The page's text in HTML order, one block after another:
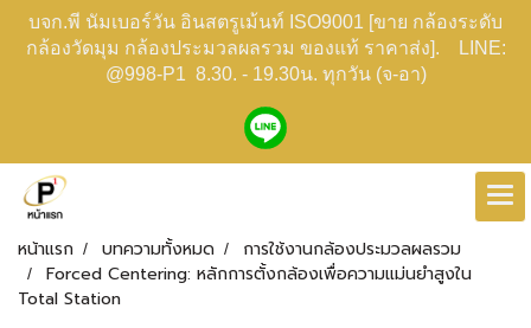
บจก.พี นัมเบอร์วัน อินสตรูเม้นท์ ISO9001 [ขาย กล้องระดับ
กล้องวัดมุม กล้องประมวลผลรวม ของแท้ ราคาส่ง]. LINE:
@998-P1 8.30. - 19.30น. ทุกวัน (จ-อา)
หน้าแรก บทความทั้งหมด
การใช้งานกล้องประมวลผลรวม
Forced Centering: หลักการตั้งกล้องเพื่อความแม่นยำสูงใน
Total Station